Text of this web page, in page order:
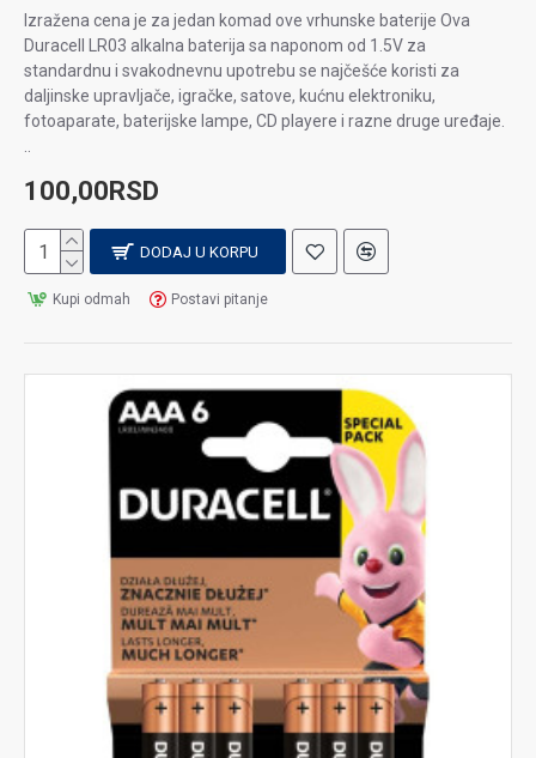
Izražena cena je za jedan komad ove vrhunske baterije Ova
Duracell LR03 alkalna baterija sa naponom od 1.5V za
standardnu i svakodnevnu upotrebu se najčešće koristi za
daljinske upravljače, igračke, satove, kućnu elektroniku,
fotoaparate, baterijske lampe, CD playere i razne druge uređaje.
100,00RSD
DODAJ U KORPU
Kupi odmah Postavi pitanje